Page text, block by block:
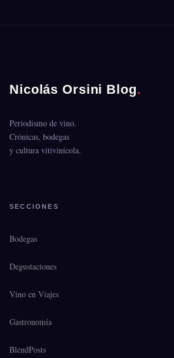
Nicolás Orsini Blog.
Periodismo de vino.
Crónicas, bodegas
y cultura vitivinícola.
SECCIONES
Bodegas
Degustaciones
Vino en Viajes
Gastronomía
BlendPosts